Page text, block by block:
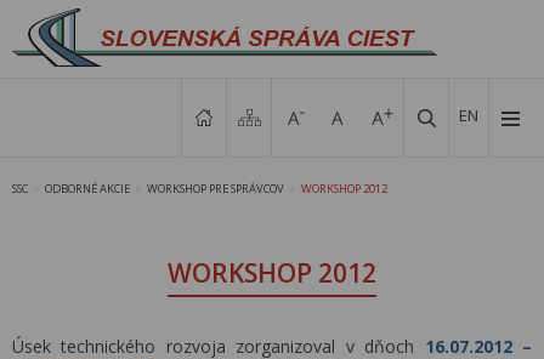
EN
SSC ODBORNÉ AKCIE WORKSHOP PRE SPRÁVCOV WORKSHOP 2012
WORKSHOP 2012
Úsek technického rozvoja zorganizoval v dňoch 16.07.2012 –